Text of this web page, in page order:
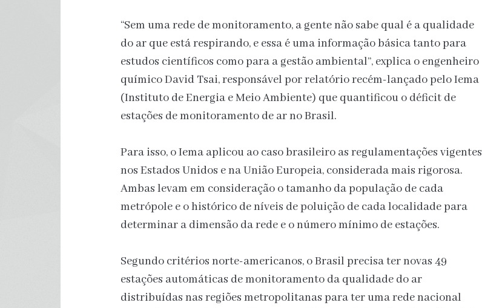
“Sem uma rede de monitoramento, a gente não sabe qual é a qualidade
do ar que está respirando, e essa é uma informação básica tanto para
estudos científicos como para a gestão ambiental”, explica o engenheiro
químico David Tsai, responsável por relatório recém-lançado pelo Iema
(Instituto de Energia e Meio Ambiente) que quantificou o déficit de
estações de monitoramento de ar no Brasil.
Para isso, o Iema aplicou ao caso brasileiro as regulamentações vigentes
nos Estados Unidos e na União Europeia, considerada mais rigorosa.
Ambas levam em consideração o tamanho da população de cada
metrópole e o histórico de níveis de poluição de cada localidade para
determinar a dimensão da rede e o número mínimo de estações.
Segundo critérios norte-americanos, o Brasil precisa ter novas 49
estações automáticas de monitoramento da qualidade do ar
distribuídas nas regiões metropolitanas para ter uma rede nacional